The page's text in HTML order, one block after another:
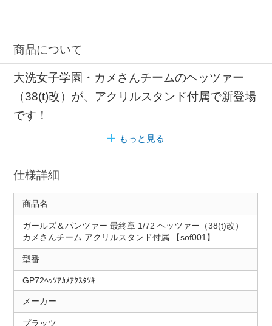
商品について
大洗女子学園・カメさんチームのヘッツァー
（38(t)改）が、アクリルスタンド付属で新登場
です！
もっと見る
仕様詳細
商品名
ガールズ＆パンツァー 最終章 1/72 ヘッツァー（38(t)改）
カメさんチーム アクリルスタンド付属 【sof001】
型番
GP72ﾍｯﾂｱｶﾒｱｸｽﾀﾂｷ
メーカー
プラッツ